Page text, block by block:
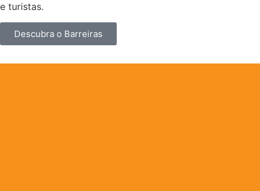
e turistas.
Descubra o Barreiras